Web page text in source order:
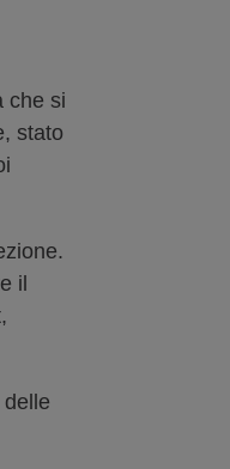
che si
stato
il